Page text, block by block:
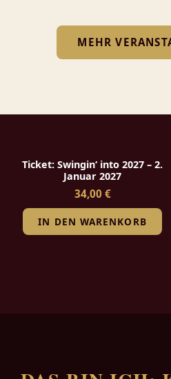
MEHR
Ticket: Swingin‘ into 2027 – 2.
Januar 2027
34,00 €
IN DEN WARENKORB